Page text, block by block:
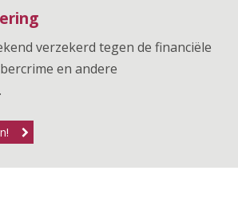
verzekerd tegen de financiële
en andere